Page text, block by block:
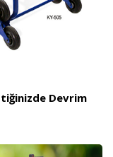
Devrim